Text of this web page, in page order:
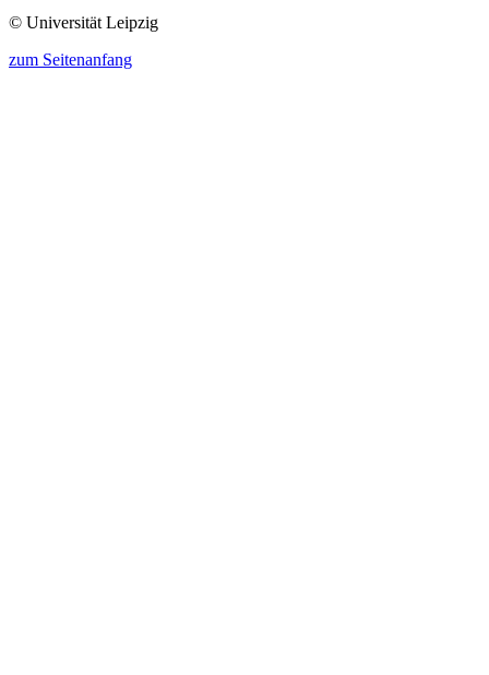
© Universität Leipzig
zum Seitenanfang